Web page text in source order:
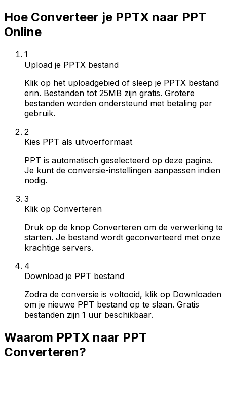
Hoe Converteer je PPTX naar PPT
Online
1
Upload je PPTX bestand
Klik op het uploadgebied of sleep je PPTX bestand
erin. Bestanden tot 25MB zijn gratis. Grotere
bestanden worden ondersteund met betaling per
gebruik.
2
Kies PPT als uitvoerformaat
PPT is automatisch geselecteerd op deze pagina.
Je kunt de conversie-instellingen aanpassen indien
nodig.
3
Klik op Converteren
Druk op de knop Converteren om de verwerking te
starten. Je bestand wordt geconverteerd met onze
krachtige servers.
4
Download je PPT bestand
Zodra de conversie is voltooid, klik op Downloaden
om je nieuwe PPT bestand op te slaan. Gratis
bestanden zijn 1 uur beschikbaar.
Waarom PPTX naar PPT
Converteren?